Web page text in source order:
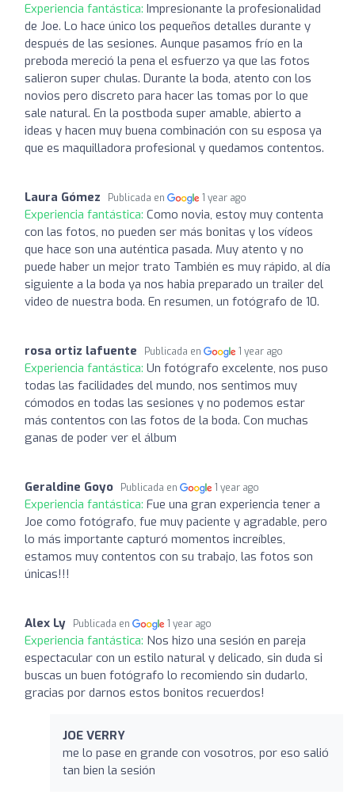
Experiencia fantástica: Impresionante la profesionalidad
de Joe. Lo hace único los pequeños detalles durante y
después de las sesiones. Aunque pasamos frío en la
preboda mereció la pena el esfuerzo ya que las fotos
salieron super chulas. Durante la boda, atento con los
novios pero discreto para hacer las tomas por lo que
sale natural. En la postboda super amable, abierto a
ideas y hacen muy buena combinación con su esposa ya
que es maquilladora profesional y quedamos contentos.
Laura Gómez Publicada en 1 year ago
Experiencia fantástica: Como novia, estoy muy contenta
con las fotos, no pueden ser más bonitas y los vídeos
que hace son una auténtica pasada. Muy atento y no
puede haber un mejor trato También es muy rápido, al día
siguiente a la boda ya nos habia preparado un trailer del
video de nuestra boda. En resumen, un fotógrafo de 10.
rosa ortiz lafuente Publicada en 1 year ago
Experiencia fantástica: Un fotógrafo excelente, nos puso
todas las facilidades del mundo, nos sentimos muy
cómodos en todas las sesiones y no podemos estar
más contentos con las fotos de la boda. Con muchas
ganas de poder ver el álbum
Geraldine Goyo Publicada en 1 year ago
Experiencia fantástica: Fue una gran experiencia tener a
Joe como fotógrafo, fue muy paciente y agradable, pero
lo más importante capturó momentos increíbles,
estamos muy contentos con su trabajo, las fotos son
únicas!!!
Alex Ly Publicada en 1 year ago
Experiencia fantástica: Nos hizo una sesión en pareja
espectacular con un estilo natural y delicado, sin duda si
buscas un buen fotógrafo lo recomiendo sin dudarlo,
gracias por darnos estos bonitos recuerdos!
JOE VERRY
me lo pase en grande con vosotros, por eso salió
tan bien la sesión